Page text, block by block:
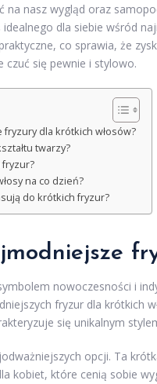
na nasz wygląd oraz
dla siebie wśród
co sprawia, że
czuć się pewnie i stylowo.
dla krótkich włosów?
twarzy?
fryzur?
na co dzień?
do krótkich fryzur?
nowoczesności i
fryzur dla krótkich
się unikalnym
opcji. Ta
kobiet, które cenią sobie